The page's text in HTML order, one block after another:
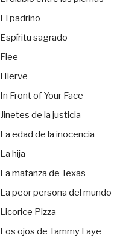
El padrino
Espíritu sagrado
Flee
Hierve
In Front of Your Face
Jinetes de la justicia
La edad de la inocencia
La hija
La matanza de Texas
La peor persona del mundo
Licorice Pizza
Los ojos de Tammy Faye